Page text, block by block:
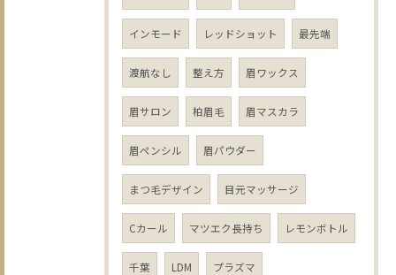
インモード レッドショット 最先端
渡航なし 整え方 眉ワックス
眉サロン 柏眉毛 眉マスカラ
眉ペンシル 眉パウダー
まつ毛デザイン 目元マッサージ
Cカール マツエク長持ち レモンボトル
千葉 LDM プラズマ